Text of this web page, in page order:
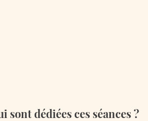
sont dédiées ces séances ?